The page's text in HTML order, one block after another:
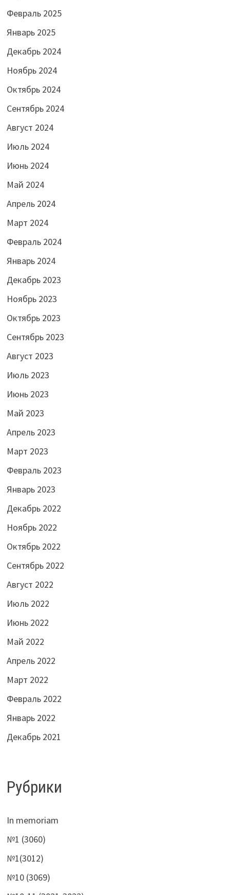
Февраль 2025
Январь 2025
Декабрь 2024
Ноябрь 2024
Октябрь 2024
Сентябрь 2024
Август 2024
Июль 2024
Июнь 2024
Май 2024
Апрель 2024
Март 2024
Февраль 2024
Январь 2024
Декабрь 2023
Ноябрь 2023
Октябрь 2023
Сентябрь 2023
Август 2023
Июль 2023
Июнь 2023
Май 2023
Апрель 2023
Март 2023
Февраль 2023
Январь 2023
Декабрь 2022
Ноябрь 2022
Октябрь 2022
Сентябрь 2022
Август 2022
Июль 2022
Июнь 2022
Май 2022
Апрель 2022
Март 2022
Февраль 2022
Январь 2022
Декабрь 2021
Рубрики
In memoriam
№1 (3060)
№1(3012)
№10 (3069)